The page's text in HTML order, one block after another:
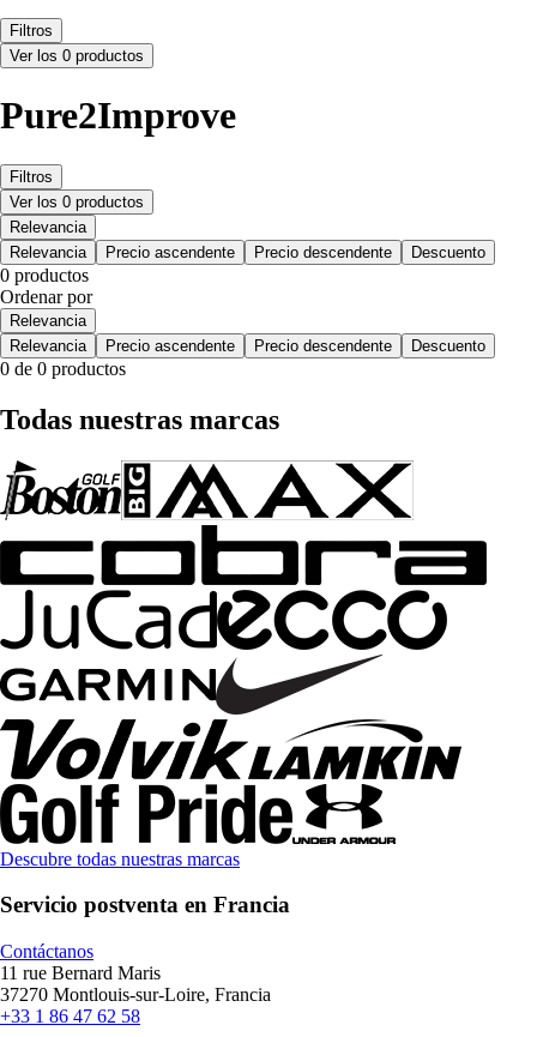
Filtros
Ver los 0 productos
Pure2Improve
Filtros
Ver los 0 productos
Relevancia
Relevancia
Precio ascendente Precio descendente Descuento
0 productos
Ordenar por
Relevancia
Relevancia
Precio ascendente Precio descendente Descuento
0 de 0 productos
Todas nuestras marcas
Descubre todas nuestras marcas
Servicio postventa en Francia
Contáctanos
11 rue Bernard Maris
37270 Montlouis-sur-Loire, Francia
+33 1 86 47 62 58